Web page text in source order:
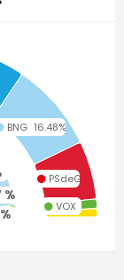
%
%
BNG 16.48%
PSdeG
10.76%
VOX 1.75%
D.O. 1.53%